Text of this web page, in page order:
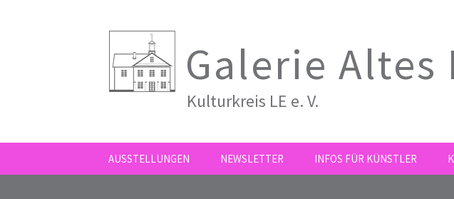
Galerie Altes
Kulturkreis LE e. V.
AUSSTELLUNGEN NEWSLETTER INFOS FÜR KÜNSTLER